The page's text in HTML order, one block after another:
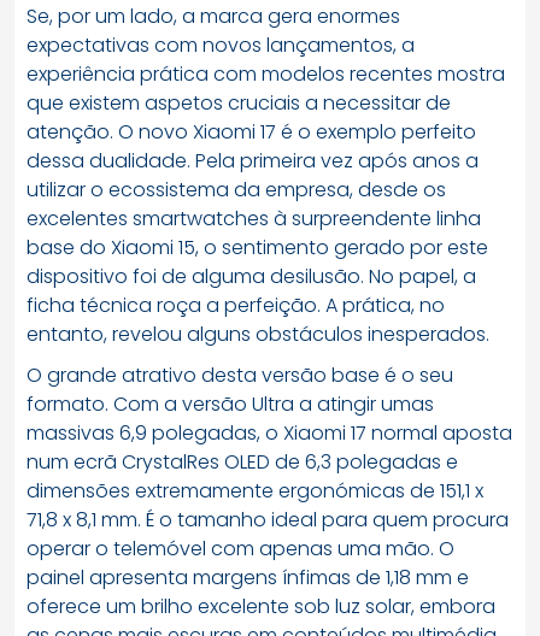
Se, por um lado, a marca gera enormes
expectativas com novos lançamentos, a
experiência prática com modelos recentes mostra
que existem aspetos cruciais a necessitar de
atenção. O novo Xiaomi 17 é o exemplo perfeito
dessa dualidade. Pela primeira vez após anos a
utilizar o ecossistema da empresa, desde os
excelentes smartwatches à surpreendente linha
base do Xiaomi 15, o sentimento gerado por este
dispositivo foi de alguma desilusão. No papel, a
ficha técnica roça a perfeição. A prática, no
entanto, revelou alguns obstáculos inesperados.
O grande atrativo desta versão base é o seu
formato. Com a versão Ultra a atingir umas
massivas 6,9 polegadas, o Xiaomi 17 normal aposta
num ecrã CrystalRes OLED de 6,3 polegadas e
dimensões extremamente ergonómicas de 151,1 x
71,8 x 8,1 mm. É o tamanho ideal para quem procura
operar o telemóvel com apenas uma mão. O
painel apresenta margens ínfimas de 1,18 mm e
oferece um brilho excelente sob luz solar, embora